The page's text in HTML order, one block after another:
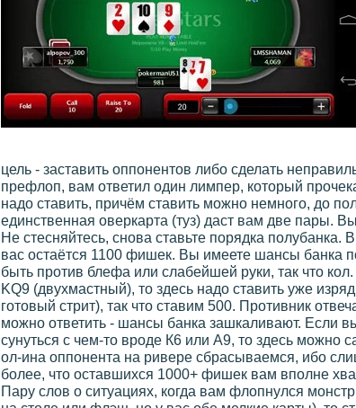
цель - заставить оппонентов либо сделать
префлоп, вам ответил один лимпер, который
надо ставить, причём ставить можно немного, до
единственная оверкарта (туз) даст вам две пары.
Не стесняйтесь, снова ставьте порядка полубанка.
вас остаётся 1100 фишек. Вы имеете шансы банка
быть против блефа или слабейшей руки, так что
KQ9 (двухмастный), то здесь надо ставить уже
готовый стрит), так что ставим 500. Противник
можно ответить - шансы банка зашкаливают. Если
сунуться с чем-то вроде К6 или A9, то здесь можно
ол-ина оппонента на ривере сбрасываемся, ибо
более, что оставшихся 1000+ фишек вам вполне
Пару слов о ситуациях, когда вам флопнулся